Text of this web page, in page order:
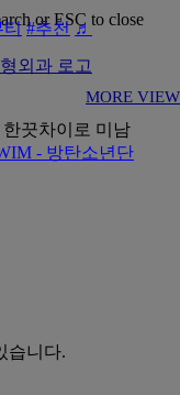
or ESC to close
MORE VIEW
티 #추천 ♬
끗차이로 미남
- 방탄소년단
습니다.